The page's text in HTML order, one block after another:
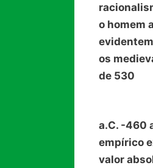
o homem
os
de 530
a.C. -460
empírico
valor